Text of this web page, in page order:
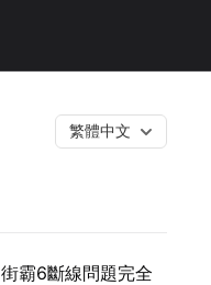
繁體中文
街霸6斷線問題完全